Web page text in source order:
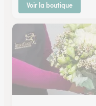
Voir la boutique